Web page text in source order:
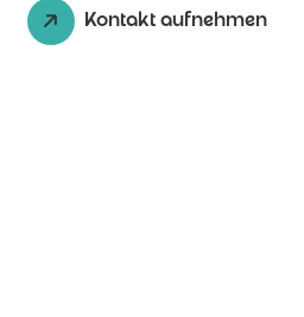
Kontakt aufnehmen